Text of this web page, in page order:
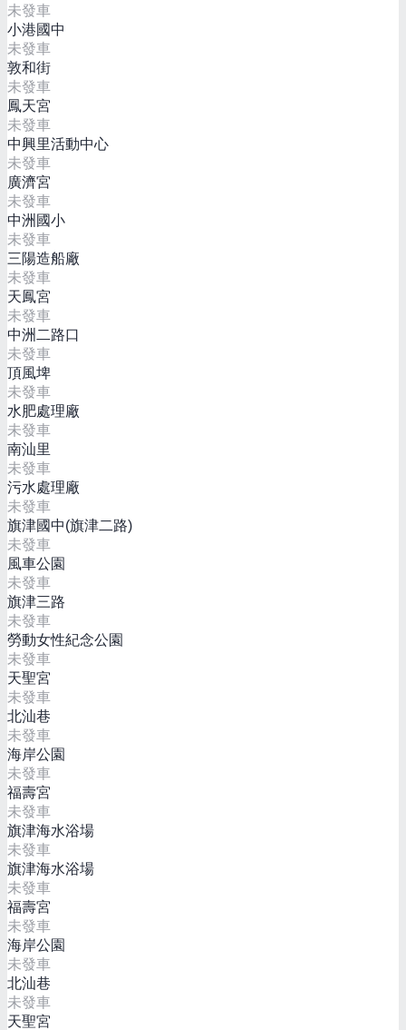
未發車
小港國中
未發車
敦和街
未發車
鳳天宮
未發車
中興里活動中心
未發車
廣濟宮
未發車
中洲國小
未發車
三陽造船廠
未發車
天鳳宮
未發車
中洲二路口
未發車
頂風埤
未發車
水肥處理廠
未發車
南汕里
未發車
污水處理廠
未發車
旗津國中(旗津二路)
未發車
風車公園
未發車
旗津三路
未發車
勞動女性紀念公園
未發車
天聖宮
未發車
北汕巷
未發車
海岸公園
未發車
福壽宮
未發車
旗津海水浴場
未發車
旗津海水浴場
未發車
福壽宮
未發車
海岸公園
未發車
北汕巷
未發車
天聖宮